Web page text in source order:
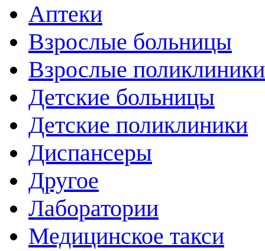
Аптеки
Взрослые больницы
Взрослые поликлиники
Детские больницы
Детские поликлиники
Диспансеры
Другое
Лаборатории
Медицинское такси